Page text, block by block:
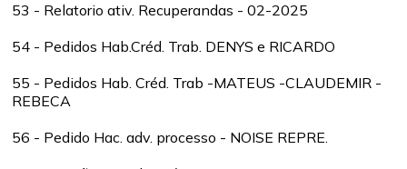
53 - Relatorio ativ. Recuperandas - 02-2025
54 - Pedidos Hab.Créd. Trab. DENYS e RICARDO
55 - Pedidos Hab. Créd. Trab -MATEUS -CLAUDEMIR -
REBECA
56 - Pedido Hac. adv. processo - NOISE REPRE.